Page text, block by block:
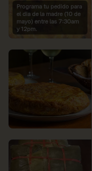
Programa tu pedido para
el dia de la madre (10 de
mayo) entre las 7:30am
y 12pm.